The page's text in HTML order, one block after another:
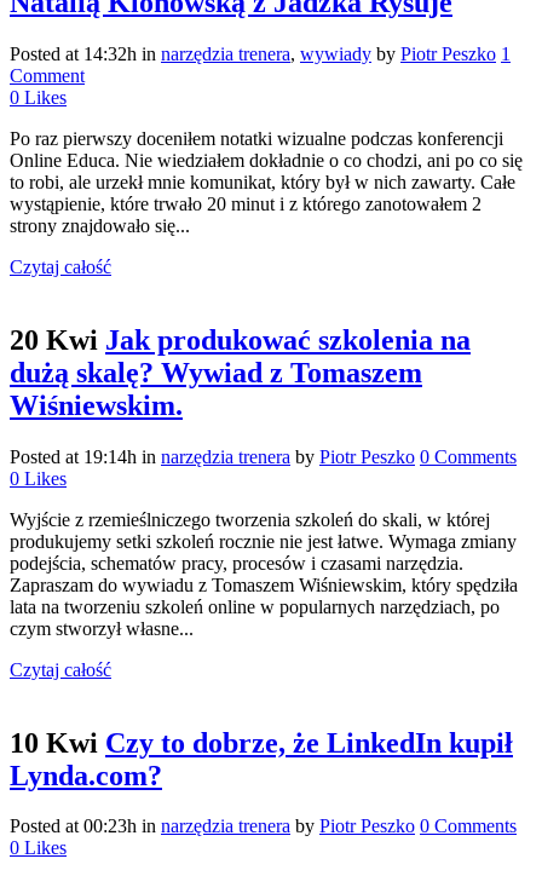
Posted at 14:32h in narzędzia trenera, wywiady by Piotr Peszko 1
Comment
0 Likes
Po raz pierwszy doceniłem notatki wizualne podczas konferencji
Online Educa. Nie wiedziałem dokładnie o co chodzi, ani po co się
to robi, ale urzekł mnie komunikat, który był w nich zawarty. Całe
wystąpienie, które trwało 20 minut i z którego zanotowałem 2
strony znajdowało się...
Czytaj całość
20 Kwi Jak produkować szkolenia na
dużą skalę? Wywiad z Tomaszem
Wiśniewskim.
Posted at 19:14h in narzędzia trenera by Piotr Peszko 0 Comments
0 Likes
Wyjście z rzemieślniczego tworzenia szkoleń do skali, w której
produkujemy setki szkoleń rocznie nie jest łatwe. Wymaga zmiany
podejścia, schematów pracy, procesów i czasami narzędzia.
Zapraszam do wywiadu z Tomaszem Wiśniewskim, który spędziła
lata na tworzeniu szkoleń online w popularnych narzędziach, po
czym stworzył własne...
Czytaj całość
10 Kwi Czy to dobrze, że LinkedIn kupił
Lynda.com?
Posted at 00:23h in narzędzia trenera by Piotr Peszko 0 Comments
0 Likes